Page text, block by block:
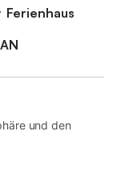
Ferienhaus
und den